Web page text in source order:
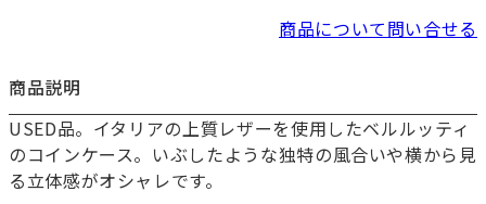
商品について問い合せる
商品説明
USED品。イタリアの上質レザーを使用したベルルッティ
のコインケース。いぶしたような独特の風合いや横から見
る立体感がオシャレです。